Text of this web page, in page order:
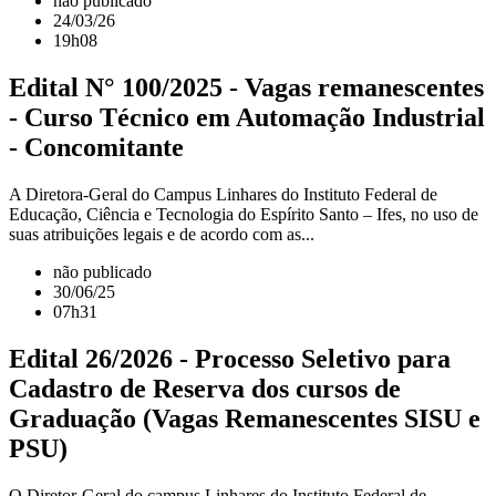
24/03/26
19h08
Edital N° 100/2025 - Vagas remanescentes
- Curso Técnico em Automação Industrial
- Concomitante
A Diretora-Geral do Campus Linhares do Instituto Federal de
Educação, Ciência e Tecnologia do Espírito Santo – Ifes, no uso de
suas atribuições legais e de acordo com as...
não publicado
30/06/25
07h31
Edital 26/2026 - Processo Seletivo para
Cadastro de Reserva dos cursos de
Graduação (Vagas Remanescentes SISU e
PSU)